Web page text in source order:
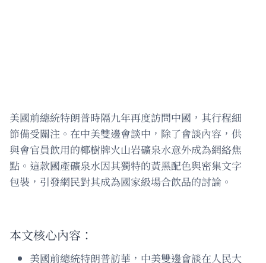
美國前總統特朗普時隔九年再度訪問中國，其行程細
節備受關注。在中美雙邊會談中，除了會談內容，供
與會官員飲用的椰樹牌火山岩礦泉水意外成為網絡焦
點。這款國產礦泉水因其獨特的黃黑配色與密集文字
包裝，引發網民對其成為國家級場合飲品的討論。
本文核心內容：
美國前總統特朗普訪華，中美雙邊會談在人民大